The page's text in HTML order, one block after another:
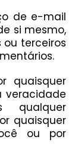
de e-mail
si mesmo,
terceiros
quaisquer
veracidade
qualquer
quaisquer
ou por